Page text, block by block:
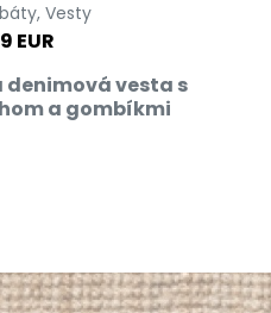
Vesty
EUR
denimová vesta s
a gombíkmi